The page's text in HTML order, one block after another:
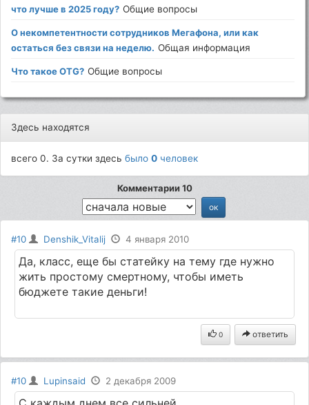
что лучше в 2025 году? Общие вопросы
О некомпетентности сотрудников Мегафона, или как
остаться без связи на неделю. Общая информация
Что такое OTG? Общие вопросы
Здесь находятся
всего 0. За сутки здесьбыло0 человек
Комментарии 10
#10 Denshik_Vitalij 4 января 2010
Да, класс, еще бы статейку на тему где нужно
жить простому смертному, чтобы иметь
бюджете такие деньги!
0 ответить
#10 Lupinsaid 2 декабря 2009